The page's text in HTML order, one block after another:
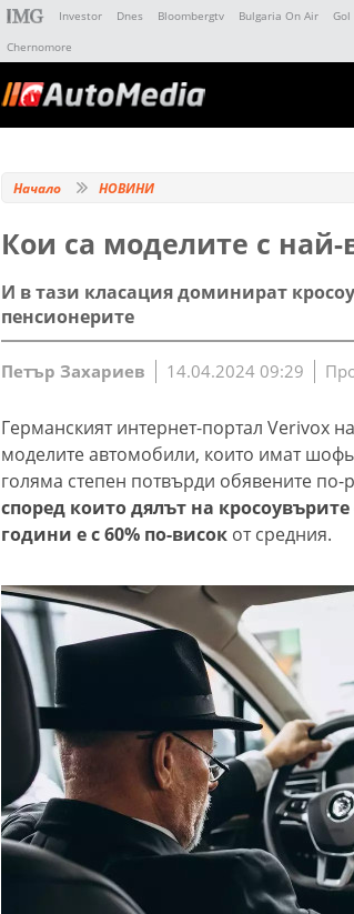
Investor Dnes Bloombergtv Bulgaria On Air Gol
Chernomore
Начало НОВИНИ
Кои са моделите с
И в тази класация доминират
пенсионерите
Петър Захариев 14.04.2024 09:29
Германският интернет-портал Verivox
моделите автомобили, които имат
голяма степен потвърди обявените по-
според които дялът на
години е с 60% по-висок от средния.